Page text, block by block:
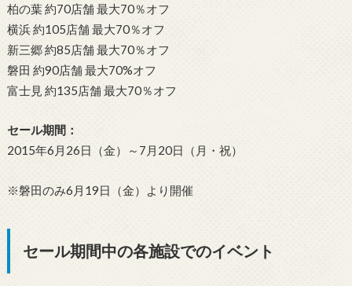
柏の葉 約70店舗 最大70％オフ
横浜 約105店舗 最大70％オフ
新三郷 約85店舗 最大70％オフ
磐田 約90店舗 最大70%オフ
富士見 約135店舗 最大70％オフ
セール期間：
2015年6月26日（金）～7月20日（月・祝）
※磐田のみ6月19日（金）より開催
セール期間中の各施設でのイベント